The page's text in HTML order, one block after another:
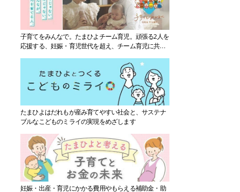
子育てをみんなで。たまひよチーム育児。頑張る2人を
応援する、妊娠・育児世代を超え、チーム育児に共感
たまひよはだれもが産み育てやすい社会と、サステナ
ブルなこどものミライの実現をめざします
妊娠・出産・育児にかかる費用やもらえる補助金・助